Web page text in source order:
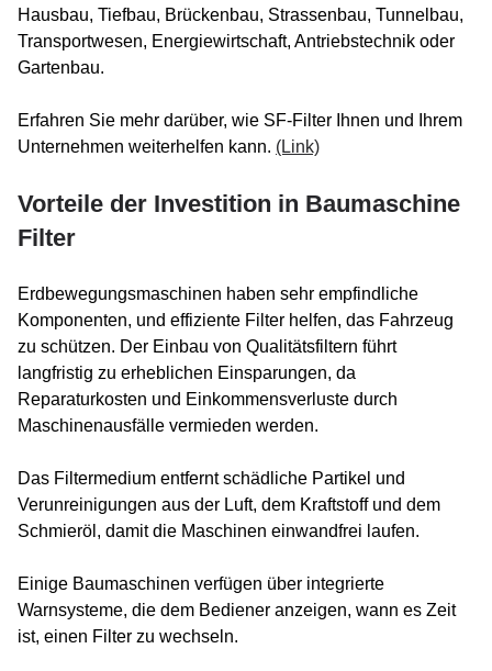
Hausbau, Tiefbau, Brückenbau, Strassenbau, Tunnelbau,
Transportwesen, Energiewirtschaft, Antriebstechnik oder
Gartenbau.
Erfahren Sie mehr darüber, wie SF-Filter Ihnen und Ihrem
Unternehmen weiterhelfen kann. (Link)
Vorteile der Investition in Baumaschine
Filter
Erdbewegungsmaschinen haben sehr empfindliche
Komponenten, und effiziente Filter helfen, das Fahrzeug
zu schützen. Der Einbau von Qualitätsfiltern führt
langfristig zu erheblichen Einsparungen, da
Reparaturkosten und Einkommensverluste durch
Maschinenausfälle vermieden werden.
Das Filtermedium entfernt schädliche Partikel und
Verunreinigungen aus der Luft, dem Kraftstoff und dem
Schmieröl, damit die Maschinen einwandfrei laufen.
Einige Baumaschinen verfügen über integrierte
Warnsysteme, die dem Bediener anzeigen, wann es Zeit
ist, einen Filter zu wechseln.